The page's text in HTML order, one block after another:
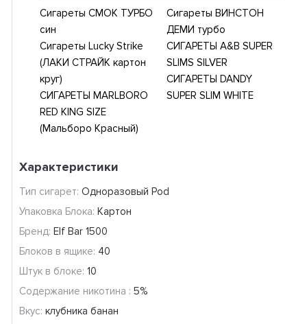
Сигареты СМОК ТУРБО
син
Сигареты Lucky Strike
(ЛАКИ СТРАЙК картон
круг)
СИГАРЕТЫ MARLBORO
RED KING SIZE
(Мальборо Красный)
Сигареты ВИНСТОН
ДЕМИ турбо
СИГАРЕТЫ A&B SUPER
SLIMS SILVER
СИГАРЕТЫ DANDY
SUPER SLIM WHITE
Характеристики
Тип сигарет: Одноразовый Pod
Упаковка Блока: Картон
Бренд: Elf Bar 1500
Блоков в ящике: 40
Штук в блоке: 10
Содержание никотина : 5%
Вкус: клубника банан